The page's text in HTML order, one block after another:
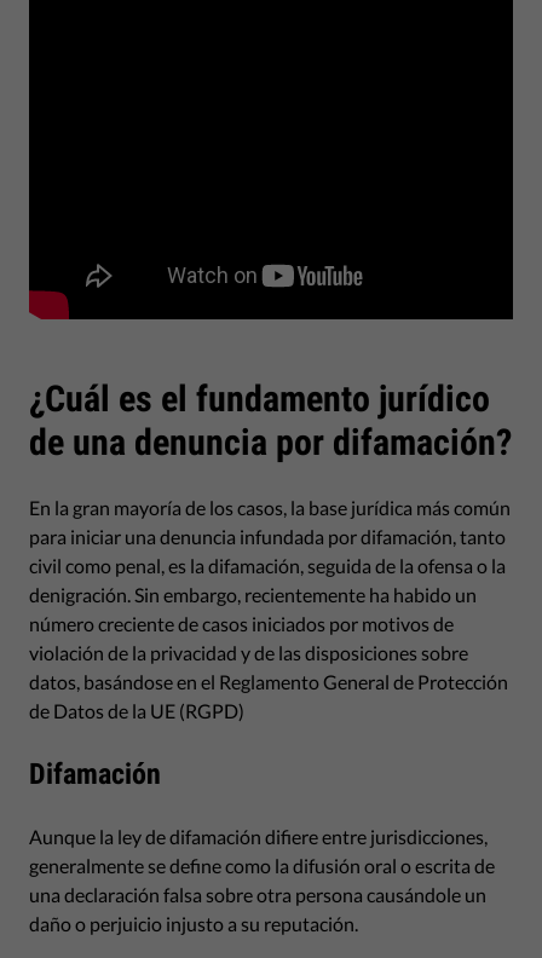
¿Cuál es el fundamento jurídico
de una denuncia por difamación?
En la gran mayoría de los casos, la base jurídica más común
para iniciar una denuncia infundada por difamación, tanto
civil como penal, es la difamación, seguida de la ofensa o la
denigración. Sin embargo, recientemente ha habido un
número creciente de casos iniciados por motivos de
violación de la privacidad y de las disposiciones sobre
datos, basándose en el Reglamento General de Protección
de Datos de la UE (RGPD)
Difamación
Aunque la ley de difamación difiere entre jurisdicciones,
generalmente se define como la difusión oral o escrita de
una declaración falsa sobre otra persona causándole un
daño o perjuicio injusto a su reputación.